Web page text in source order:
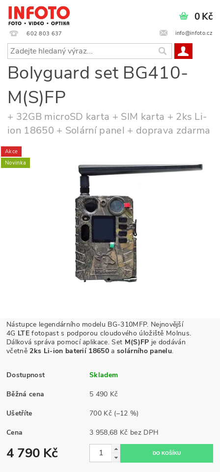
602 803 637 info@infoto.cz
0 Kč
Bolyguard set BG410-
M(S)FP
+ 32GB microSD karta + SIM karta + 2ks Li-
ion 18650 + Solární panel + doprava zdarma
Akce
Novinka
Nástupce legendárního modelu BG-310MFP. Nejnovější
4G LTE fotopast s podporou cloudového úložiště Molnus.
Dálková správa pomocí aplikace. Set M(S)FP je dodáván
včetně 2ks Li-ion baterií 18650 a solárního panelu.
Dostupnost Skladem
Běžná cena 5 490 Kč
Ušetříte 700 Kč (–12 %)
Cena 3 958,68 Kč bez DPH
4 790 Kč